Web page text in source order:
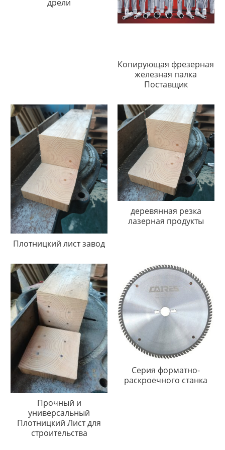
дрели
Копирующая фрезерная
железная палка
Поставщик
Плотницкий лист завод
деревянная резка
лазерная продукты
Прочный и
универсальный
Плотницкий Лист для
строительства
Серия форматно-
раскроечного станка